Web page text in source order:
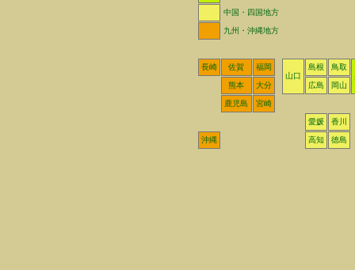
中国・四国地方
九州・沖縄地方
長崎 佐賀
福岡
山口
島根
鳥取
熊本
大分 広島 岡山
鹿児島 宮崎
愛媛 香川
沖縄 高知 徳島